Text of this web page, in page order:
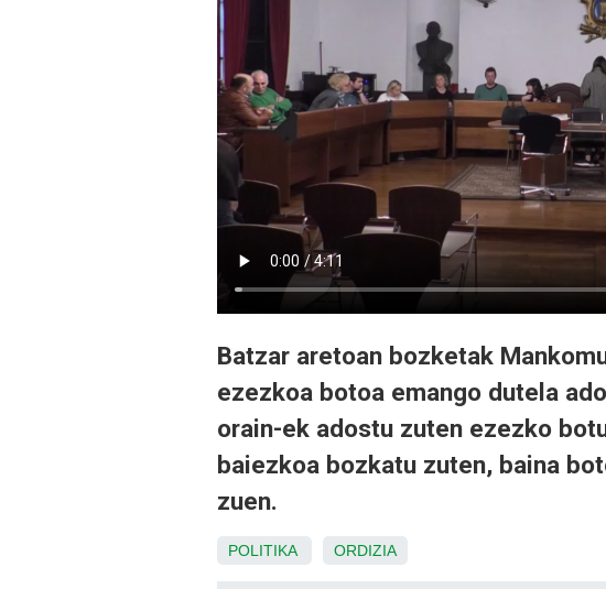
Batzar aretoan bozketak
ezezkoa botoa emango dutela
orain-ek adostu zuten ezezko
baiezkoa bozkatu zuten, baina
zuen.
POLITIKA ORDIZIA